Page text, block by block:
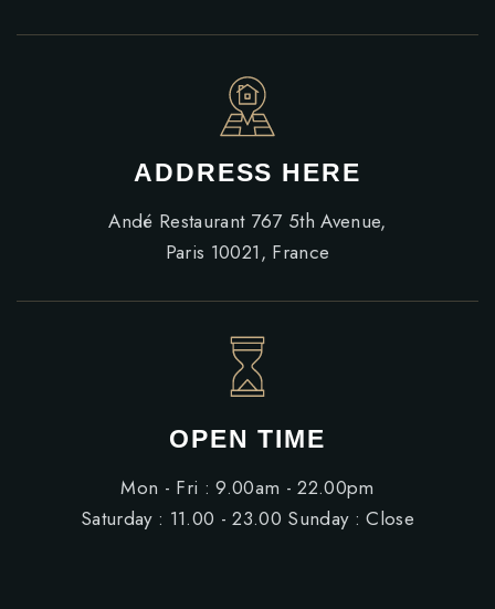
ADDRESS HERE
Andé Restaurant 767 5th Avenue,
Paris 10021, France
OPEN TIME
Mon - Fri : 9.00am - 22.00pm
Saturday : 11.00 - 23.00 Sunday : Close